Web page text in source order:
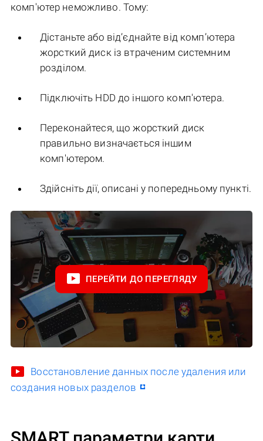
комп'ютер неможливо. Тому:
Дістаньте або від’єднайте від комп’ютера
жорсткий диск із втраченим системним
розділом.
Підключіть HDD до іншого комп'ютера.
Переконайтеся, що жорсткий диск
правильно визначається іншим
комп'ютером.
Здійсніть дії, описані у попередньому пункті.
ПЕРЕЙТИ ДО ПЕРЕГЛЯДУ
Восстановление данных после удаления или
создания новых разделов